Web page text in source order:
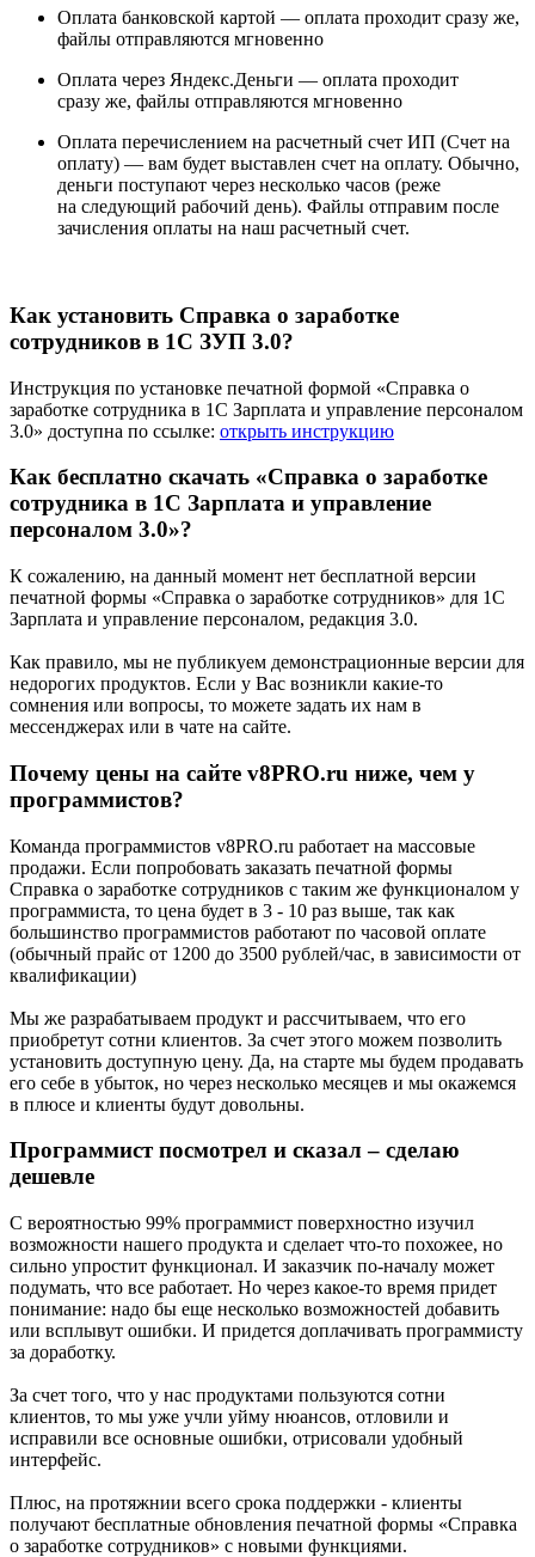
Оплата банковской картой — оплата проходит сразу же,
файлы отправляются мгновенно
Оплата через Яндекс.Деньги — оплата проходит
сразу же, файлы отправляются мгновенно
Оплата перечислением на расчетный счет ИП (Счет на
оплату) — вам будет выставлен счет на оплату. Обычно,
деньги поступают через несколько часов (реже
на следующий рабочий день). Файлы отправим после
зачисления оплаты на наш расчетный счет.
Как установить Справка о заработке
сотрудников в 1С ЗУП 3.0?
Инструкция по установке печатной формой «Справка о
заработке сотрудника в 1С Зарплата и управление персоналом
3.0» доступна по ссылке: открыть инструкцию
Как бесплатно скачать «Справка о заработке
сотрудника в 1С Зарплата и управление
персоналом 3.0»?
К сожалению, на данный момент нет бесплатной версии
печатной формы «Справка о заработке сотрудников» для 1С
Зарплата и управление персоналом, редакция 3.0.
Как правило, мы не публикуем демонстрационные версии для
недорогих продуктов. Если у Вас возникли какие-то
сомнения или вопросы, то можете задать их нам в
мессенджерах или в чате на сайте.
Почему цены на сайте v8PRO.ru ниже, чем у
программистов?
Команда программистов v8PRO.ru работает на массовые
продажи. Если попробовать заказать печатной формы
Справка о заработке сотрудников с таким же функционалом у
программиста, то цена будет в 3 - 10 раз выше, так как
большинство программистов работают по часовой оплате
(обычный прайс от 1200 до 3500 рублей/час, в зависимости от
квалификации)
Мы же разрабатываем продукт и рассчитываем, что его
приобретут сотни клиентов. За счет этого можем позволить
установить доступную цену. Да, на старте мы будем продавать
его себе в убыток, но через несколько месяцев и мы окажемся
в плюсе и клиенты будут довольны.
Программист посмотрел и сказал – сделаю
дешевле
С вероятностью 99% программист поверхностно изучил
возможности нашего продукта и сделает что-то похожее, но
сильно упростит функционал. И заказчик по-началу может
подумать, что все работает. Но через какое-то время придет
понимание: надо бы еще несколько возможностей добавить
или всплывут ошибки. И придется доплачивать программисту
за доработку.
За счет того, что у нас продуктами пользуются сотни
клиентов, то мы уже учли уйму нюансов, отловили и
исправили все основные ошибки, отрисовали удобный
интерфейс.
Плюс, на протяжнии всего срока поддержки - клиенты
получают бесплатные обновления печатной формы «Справка
о заработке сотрудников» с новыми функциями.